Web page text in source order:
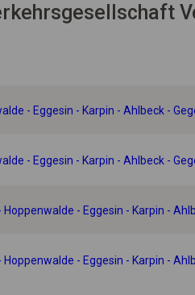
- Eggesin - Karpin - Ahlbeck -
- Eggesin - Karpin - Ahlbeck -
- Eggesin - Karpin -
- Eggesin - Karpin -